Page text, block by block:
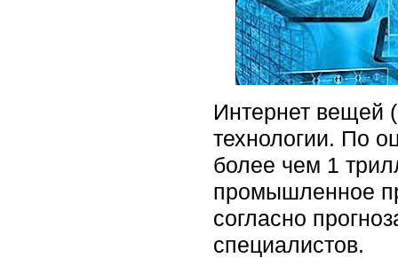
Интернет вещей
технологии. По
более чем 1
промышленное
согласно
специалистов.